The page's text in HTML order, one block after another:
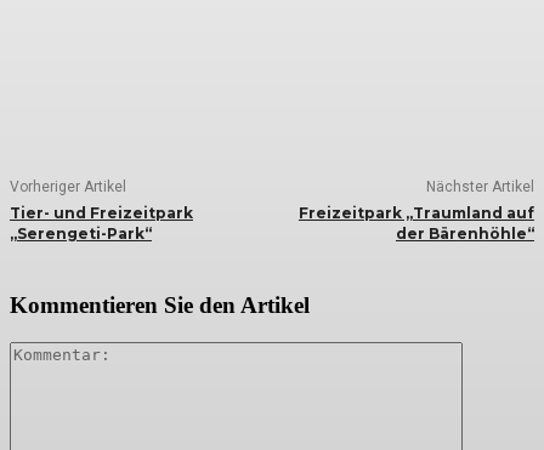
Vorheriger Artikel
Tier- und Freizeitpark
„Serengeti-Park“
Nächster Artikel
Freizeitpark „Traumland auf
der Bärenhöhle“
Kommentieren Sie den Artikel